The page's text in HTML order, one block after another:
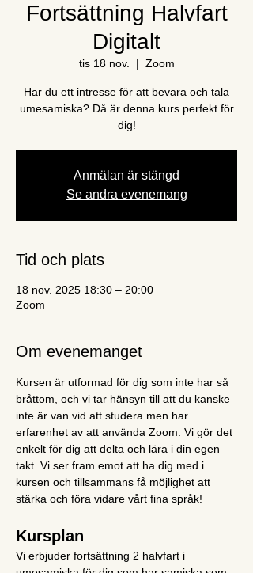
Fortsättning Halvfart
Digitalt
tis 18 nov.
  |
Zoom
Har du ett intresse för att bevara och tala
umesamiska? Då är denna kurs perfekt för
dig!
Anmälan är stängd
Se andra evenemang
Tid och plats
18 nov. 2025 18:30 – 20:00
Zoom
Om evenemanget
Kursen är utformad för dig som inte har så
bråttom, och vi tar hänsyn till att du kanske
inte är van vid att studera men har
erfarenhet av att använda Zoom. Vi gör det
enkelt för dig att delta och lära i din egen
takt. Vi ser fram emot att ha dig med i
kursen och tillsammans få möjlighet att
stärka och föra vidare vårt fina språk!
Kursplan
Vi erbjuder fortsättning 2 halvfart i